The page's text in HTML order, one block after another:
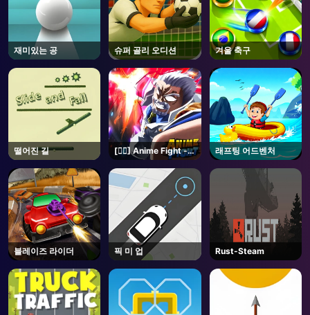
AD
재미있는 공 슈퍼 골리 오디션 겨울 축구
떨어진 길
[🏴‍☠️] Anime Fight -
Roblox
래프팅 어드벤처
블레이즈 라이더 픽 미 업 Rust-Steam